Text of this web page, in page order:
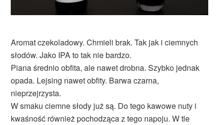
Aromat czekoladowy. Chmieli brak. Tak jak i ciemnych
słodów. Jako IPA to tak nie bardzo.
Piana średnio obfita, ale nawet drobna. Szybko jednak
opada. Lejsing nawet obfity. Barwa czarna,
nieprzejrzysta.
W smaku ciemne słody już są. Do tego kawowe nuty i
kwaśność również pochodząca z tego napoju. W tle